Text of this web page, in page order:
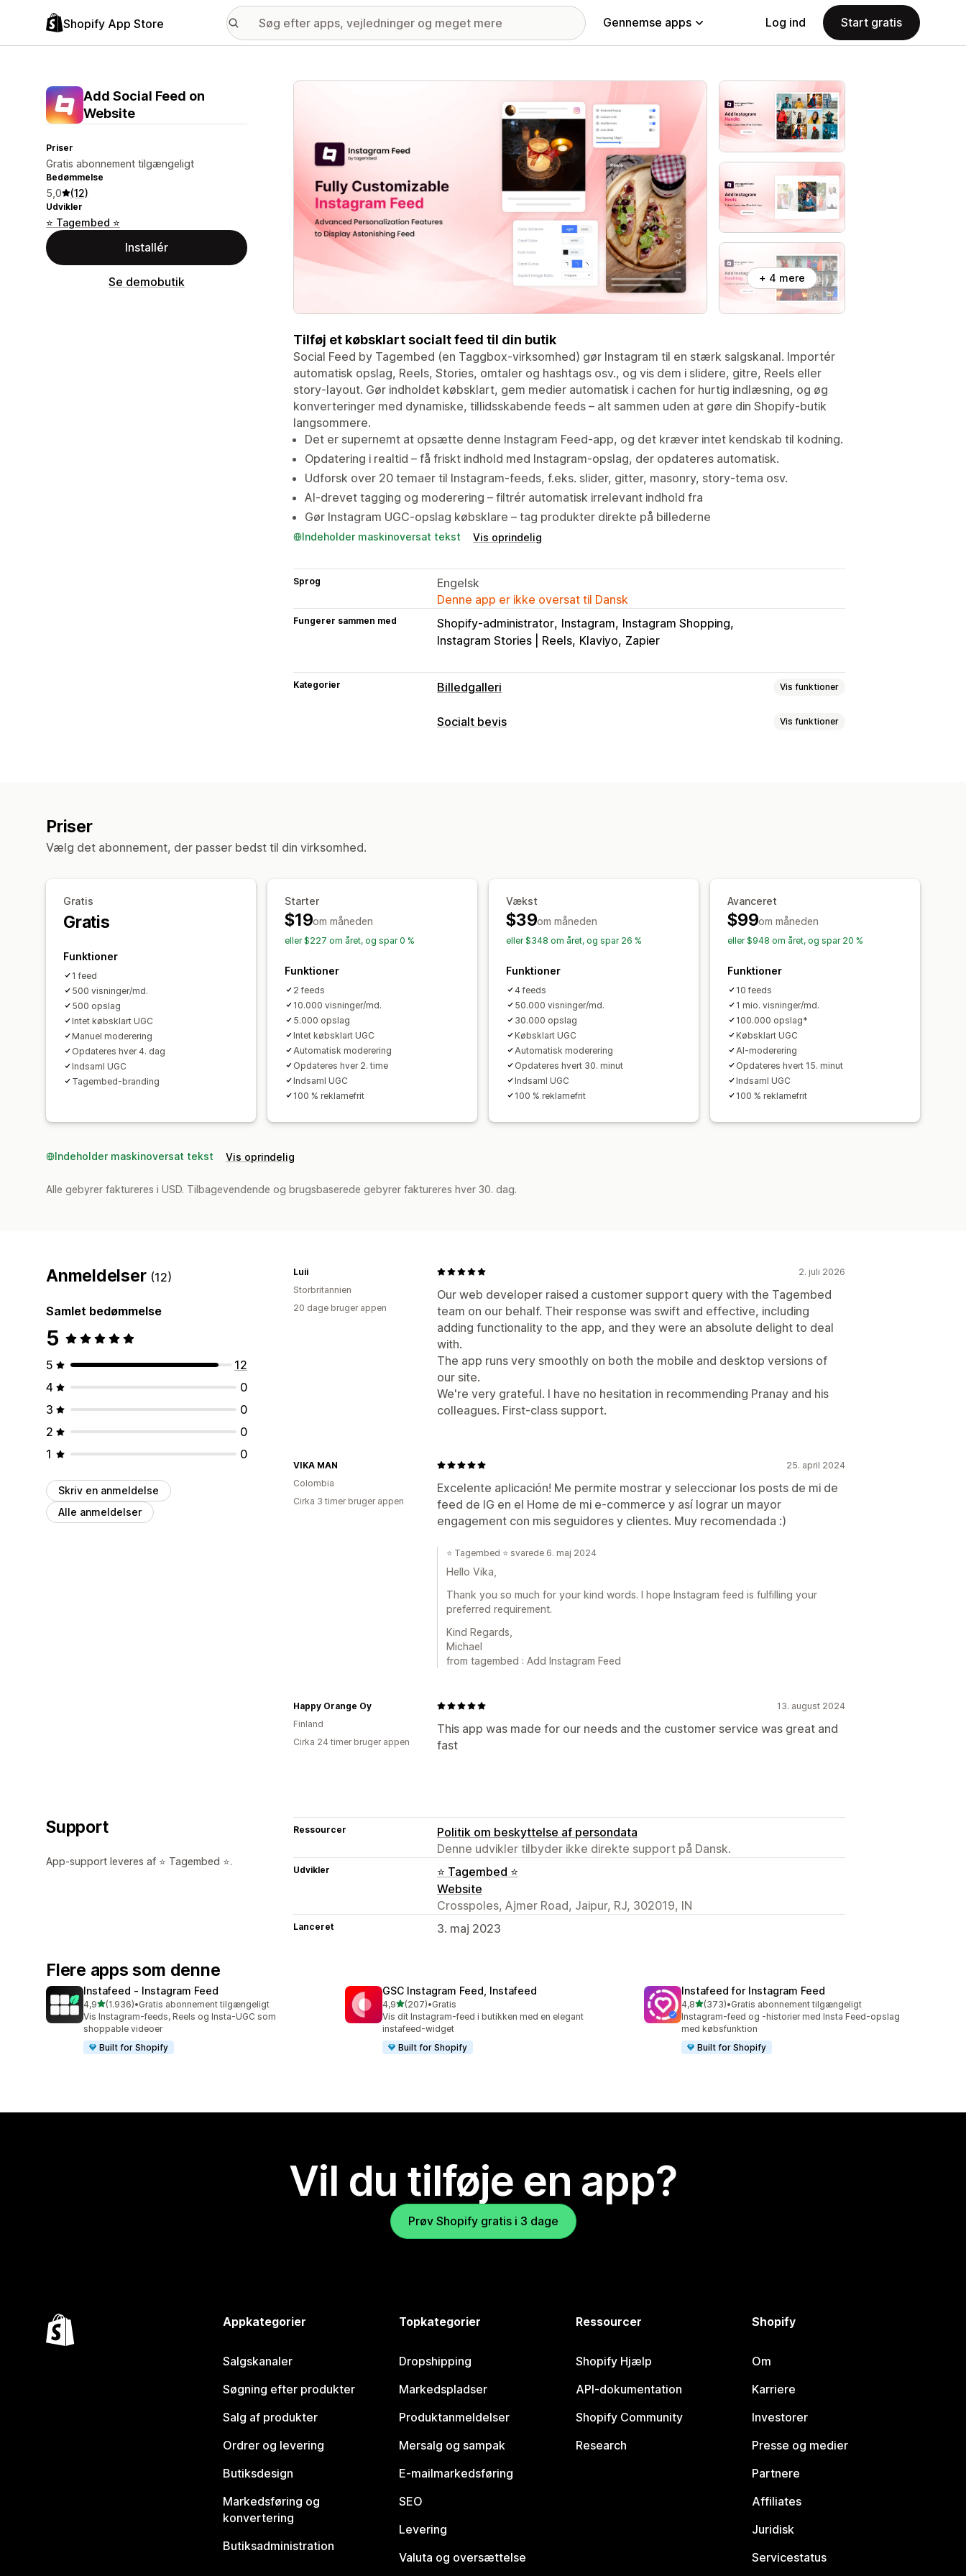
Shopify App Store Gennemse apps Log ind Start gratis
Add Social Feed on
Website
Priser
Gratis abonnement tilgængeligt
Bedømmelse
5,0 (12)
Udvikler
⭐ Tagembed ⭐
Installér
Se demobutik
Galleri med udvalgte billeder
+ 4 mere
Tilføj et købsklart socialt feed til din butik
Social Feed by Tagembed (en Taggbox-virksomhed) gør Instagram til en stærk salgskanal. Importér
automatisk opslag, Reels, Stories, omtaler og hashtags osv., og vis dem i slidere, gitre, Reels eller
story-layout. Gør indholdet købsklart, gem medier automatisk i cachen for hurtig indlæsning, og øg
konverteringer med dynamiske, tillidsskabende feeds – alt sammen uden at gøre din Shopify-butik
langsommere.
Det er supernemt at opsætte denne Instagram Feed-app, og det kræver intet kendskab til kodning.
Opdatering i realtid – få friskt indhold med Instagram-opslag, der opdateres automatisk.
Udforsk over 20 temaer til Instagram-feeds, f.eks. slider, gitter, masonry, story-tema osv.
AI-drevet tagging og moderering – filtrér automatisk irrelevant indhold fra
Gør Instagram UGC-opslag købsklare – tag produkter direkte på billederne
Indeholder maskinoversat tekst Vis oprindelig
Sprog
Engelsk
Denne app er ikke oversat til Dansk
Fungerer sammen med Shopify-administrator Instagram Instagram Shopping
Instagram Stories | Reels Klaviyo Zapier
Kategorier Billedgalleri Vis funktioner
Gallerityper
Socialt bevis Vis funktioner
Priser
Vælg det abonnement, der passer bedst til din virksomhed.
Gratis
Gratis
Funktioner
1 feed
500 visninger/md.
500 opslag
Intet købsklart UGC
Manuel moderering
Opdateres hver 4. dag
Indsaml UGC
Tagembed-branding
Starter
$19om måneden
eller $227 om året, og spar 0 %
Funktioner
2 feeds
10.000 visninger/md.
5.000 opslag
Intet købsklart UGC
Automatisk moderering
Opdateres hver 2. time
Indsaml UGC
100 % reklamefrit
Vækst
$39om måneden
eller $348 om året, og spar 26 %
Funktioner
4 feeds
50.000 visninger/md.
30.000 opslag
Købsklart UGC
Automatisk moderering
Opdateres hvert 30. minut
Indsaml UGC
100 % reklamefrit
Avanceret
$99om måneden
eller $948 om året, og spar 20 %
Funktioner
10 feeds
1 mio. visninger/md.
100.000 opslag*
Købsklart UGC
AI-moderering
Opdateres hvert 15. minut
Indsaml UGC
100 % reklamefrit
Indeholder maskinoversat tekst Vis oprindelig
Alle gebyrer faktureres i USD. Tilbagevendende og brugsbaserede gebyrer faktureres hver 30. dag.
Anmeldelser (12)
Samlet bedømmelse
5
5
12
4
0
3
0
2
0
1
0
Skriv en anmeldelse
Alle anmeldelser
2. juli 2026
Our web developer raised a customer support query with the Tagembed
team on our behalf. Their response was swift and effective, including
adding functionality to the app, and they were an absolute delight to deal
with.
The app runs very smoothly on both the mobile and desktop versions of
our site.
We're very grateful. I have no hesitation in recommending Pranay and his
colleagues. First-class support.
Luii
Storbritannien
20 dage bruger appen
25. april 2024
Excelente aplicación! Me permite mostrar y seleccionar los posts de mi de
feed de IG en el Home de mi e-commerce y así lograr un mayor
engagement con mis seguidores y clientes. Muy recomendada :)
VIKA MAN
Colombia
Cirka 3 timer bruger appen
⭐ Tagembed ⭐ svarede 6. maj 2024
Hello Vika,
Thank you so much for your kind words. I hope Instagram feed is fulfilling your
preferred requirement.
Kind Regards,
Michael
from tagembed : Add Instagram Feed
13. august 2024
This app was made for our needs and the customer service was great and
fast
Happy Orange Oy
Finland
Cirka 24 timer bruger appen
Support
App-support leveres af ⭐ Tagembed ⭐.
Ressourcer
Politik om beskyttelse af persondata
Denne udvikler tilbyder ikke direkte support på Dansk.
Udvikler
⭐ Tagembed ⭐
Website
Crosspoles, Ajmer Road, Jaipur, RJ, 302019, IN
Lanceret 3. maj 2023
Flere apps som denne
Instafeed ‑ Instagram Feed
4,9ud af 5 stjerner
(1.936)
1936 anmeldelser i alt
•Gratis abonnement tilgængeligt
Vis Instagram-feeds, Reels og Insta-UGC som
shoppable videoer
Built for Shopify
GSC Instagram Feed, Instafeed
4,9ud af 5 stjerner
(207)
207 anmeldelser i alt
•Gratis
Vis dit Instagram-feed i butikken med en elegant
instafeed-widget
Built for Shopify
Instafeed for Instagram Feed
4,8ud af 5 stjerner
(373)
373 anmeldelser i alt
•Gratis abonnement tilgængeligt
Instagram-feed og -historier med Insta Feed-opslag
med købsfunktion
Built for Shopify
Vil du tilføje en app?
Prøv Shopify gratis i 3 dage
Appkategorier
Salgskanaler
Søgning efter produkter
Salg af produkter
Ordrer og levering
Butiksdesign
Markedsføring og
konvertering
Butiksadministration
Topkategorier
Dropshipping
Markedspladser
Produktanmeldelser
Mersalg og sampak
E-mailmarkedsføring
SEO
Levering
Valuta og oversættelse
Ressourcer
Shopify Hjælp
API-dokumentation
Shopify Community
Research
Shopify
Om
Karriere
Investorer
Presse og medier
Partnere
Affiliates
Juridisk
Servicestatus